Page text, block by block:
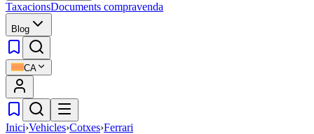
TaxacionsDocuments compravenda
Blog
CA
Inici›Vehicles›Cotxes›Ferrari